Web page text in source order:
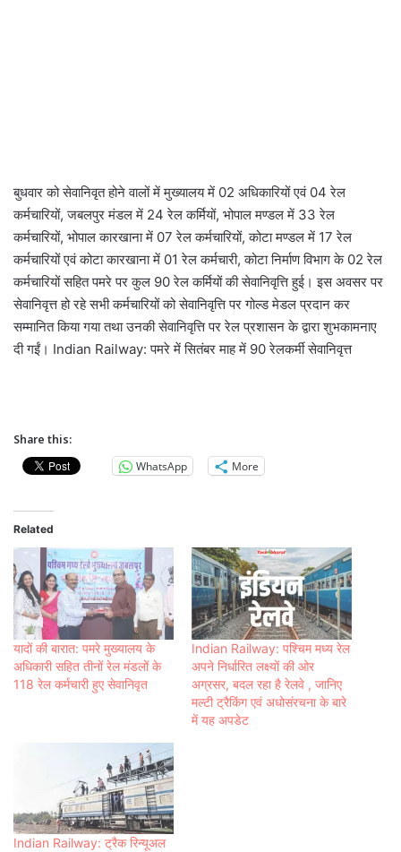
बुधवार को सेवानिवृत होने वालों में मुख्यालय में 02 अधिकारियों एवं 04 रेल
कर्मचारियों, जबलपुर मंडल में 24 रेल कर्मियों, भोपाल मण्डल में 33 रेल
कर्मचारियों, भोपाल कारखाना में 07 रेल कर्मचारियों, कोटा मण्डल में 17 रेल
कर्मचारियों एवं कोटा कारखाना में 01 रेल कर्मचारी, कोटा निर्माण विभाग के 02 रेल
कर्मचारियों सहित पमरे पर कुल 90 रेल कर्मियों की सेवानिवृत्ति हुई। इस अवसर पर
सेवानिवृत्त हो रहे सभी कर्मचारियों को सेवानिवृत्ति पर गोल्ड मेडल प्रदान कर
सम्मानित किया गया तथा उनकी सेवानिवृत्ति पर रेल प्रशासन के द्वारा शुभकामनाए
दी गईं। Indian Railway: पमरे में सितंबर माह में 90 रेलकर्मी सेवानिवृत्त
Share this:
WhatsApp
More
Related
यादों की बारात: पमरे मुख्यालय के
अधिकारी सहित तीनों रेल मंडलों के
118 रेल कर्मचारी हुए सेवानिवृत
Indian Railway: पश्चिम मध्य रेल
अपने निर्धारित लक्ष्यों की ओर
अग्रसर, बदल रहा है रेलवे , जानिए
मल्टी ट्रैकिंग एवं अधोसंरचना के बारे
में यह अपडेट
Indian Railway: ट्रैक रिन्यूअल